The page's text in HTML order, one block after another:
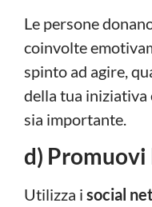
Le persone
coinvolte
spinto ad agire,
della tua
sia importante.
d)
Utilizza i social